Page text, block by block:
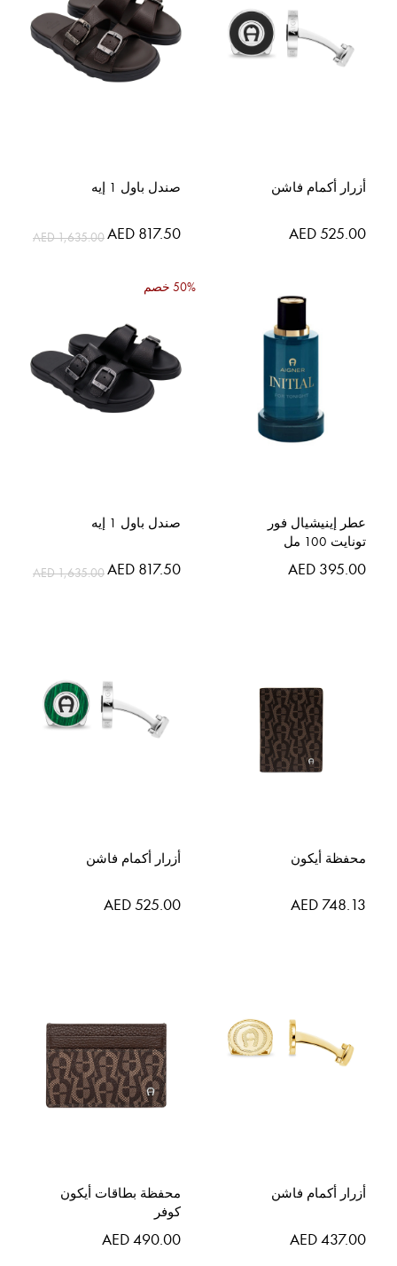
أزرار أكمام فاشن
AED 525.00
صندل باول 1 إيه
AED 817.50
AED 1,635.00
عطر إينيشيال فور
تونايت 100 مل
AED 395.00
50% خصم
صندل باول 1 إيه
AED 817.50
AED 1,635.00
محفظة أيكون
AED 748.13
أزرار أكمام فاشن
AED 525.00
أزرار أكمام فاشن
AED 437.00
محفظة بطاقات أيكون
كوفر
AED 490.00